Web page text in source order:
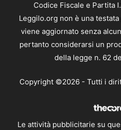
Codice Fiscale e Partita
Leggilo.org non è una
viene aggiornato senza
pertanto considerarsi un
della legge n. 62
Copyright ©2026 - Tutti i
Le attività pubblicitarie su